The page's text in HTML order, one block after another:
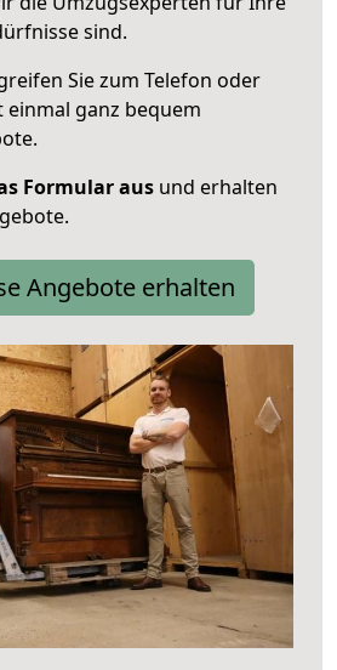
sind.
Sie zum Telefon oder
einmal ganz bequem
Formular aus und erhalten
Angebote erhalten